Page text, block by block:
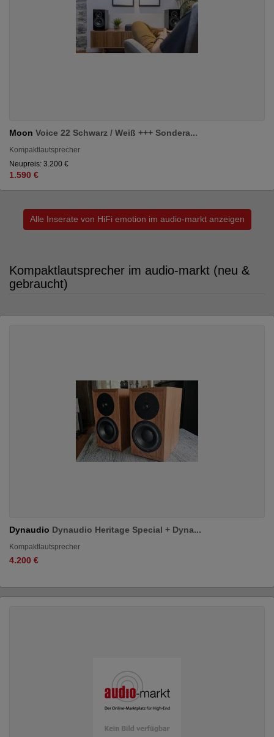
Moon Voice 22 Schwarz / Weiß +++ Sondera...
Kompaktlautsprecher
Neupreis: 3.200 €
1.590 €
Alle Inserate von HiFi emotion im audio-markt anzeigen
Kompaktlautsprecher im audio-markt (neu &
gebraucht)
Dynaudio Dynaudio Heritage Special + Dyna...
Kompaktlautsprecher
4.200 €